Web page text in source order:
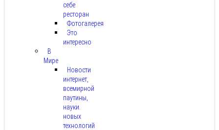
себе
ресторан
Фотогалерея
Это
интересно
В
Мире
Новости
интернет,
всемирной
паутины,
науки.
новых
технологий